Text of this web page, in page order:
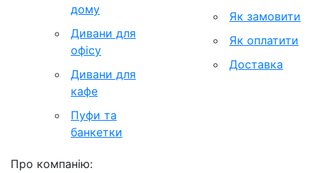
дому
Дивани для
офісу
Дивани для
кафе
Пуфи та
банкетки
Як замовити
Як оплатити
Доставка
Про компанію: